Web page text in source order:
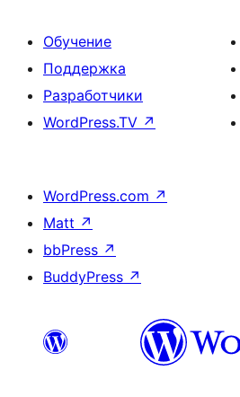
Обучение
Поддержка
Разработчики
WordPress.TV ↗
WordPress.com ↗
Matt ↗
bbPress ↗
BuddyPress ↗